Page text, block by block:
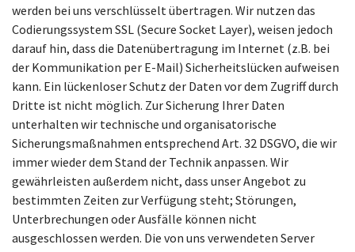
werden bei uns verschlüsselt übertragen. Wir nutzen das
Codierungssystem SSL (Secure Socket Layer), weisen jedoch
darauf hin, dass die Datenübertragung im Internet (z.B. bei
der Kommunikation per E-Mail) Sicherheitslücken aufweisen
kann. Ein lückenloser Schutz der Daten vor dem Zugriff durch
Dritte ist nicht möglich. Zur Sicherung Ihrer Daten
unterhalten wir technische und organisatorische
Sicherungsmaßnahmen entsprechend Art. 32 DSGVO, die wir
immer wieder dem Stand der Technik anpassen. Wir
gewährleisten außerdem nicht, dass unser Angebot zu
bestimmten Zeiten zur Verfügung steht; Störungen,
Unterbrechungen oder Ausfälle können nicht
ausgeschlossen werden. Die von uns verwendeten Server